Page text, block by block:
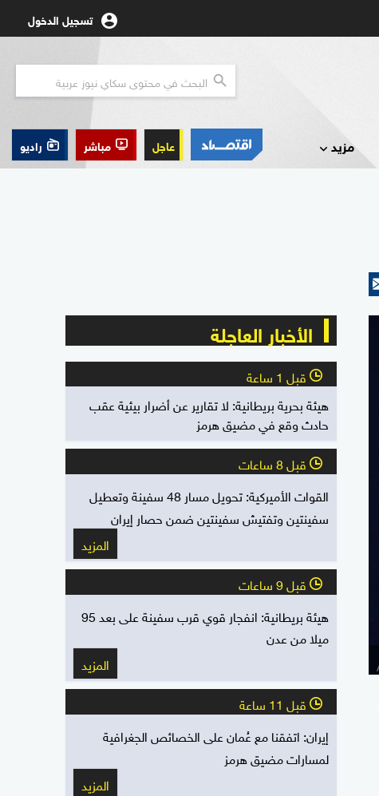
تسجيل الدخول
مزيد عاجل مباشر راديو
الأخبار العاجلة
l قبل 1 ساعة
هيئة بحرية بريطانية: لا تقارير عن أضرار بيئية عقب
حادث وقع في مضيق هرمز
l قبل 8 ساعات
القوات الأميركية: تحويل مسار 48 سفينة وتعطيل
سفينتين وتفتيش سفينتين ضمن حصار إيران
المزيد
l قبل 9 ساعات
هيئة بريطانية: انفجار قوي قرب سفينة على بعد 95
ميلا من عدن
المزيد
l قبل 11 ساعة
إيران: اتفقنا مع عُمان على الخصائص الجغرافية
لمسارات مضيق هرمز
المزيد